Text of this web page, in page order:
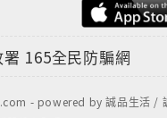
｜Dark Light唱臂．鍾啟
｜Lone Ranger ZERO-
Decoupler 解耦避
165全民防騙網
- powered by 誠品生活 /